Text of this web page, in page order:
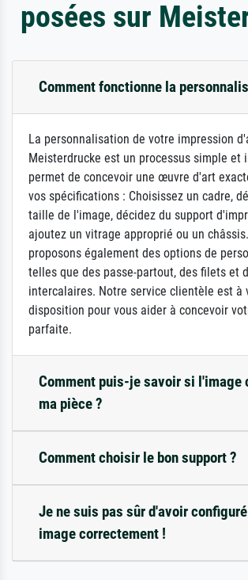
posées sur
Comment fonctionne la
La personnalisation de votre impression
Meisterdrucke est un processus simple et
permet de concevoir une œuvre d'art
vos spécifications : Choisissez un cadre,
taille de l'image, décidez du support
ajoutez un vitrage approprié ou un
proposons également des options de
telles que des passe-partout, des filets et
intercalaires. Notre service clientèle est à
disposition pour vous aider à concevoir
parfaite.
Comment puis-je savoir si l'image
ma pièce ?
Comment choisir le bon support ?
Je ne suis pas sûr d'avoir
image correctement !